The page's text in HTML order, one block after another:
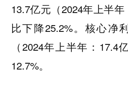
13.7亿元（2024年上半
比下降25.2%。核心净
（2024年上半年：17.4
12.7%。